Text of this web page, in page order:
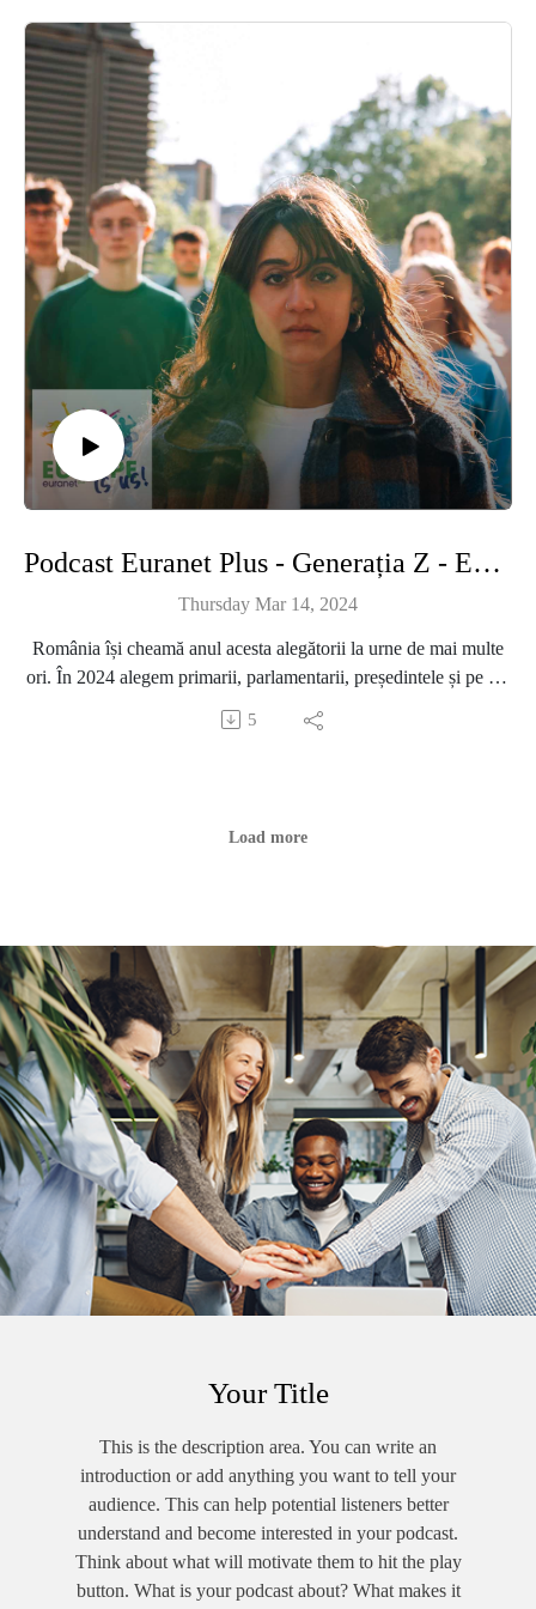
Unii tineri se implică în politică prin intermediul activismului
social, participând la proteste, petiții și alte acțiuni civice. Alții
aleg să se implice în partide politice, să-și asume roluri în
organizații politice de tineret sau să candideze în funcții publice
pentru a contribui la formularea politicilor și luarea deciziilor.
Este intrarea în politică răspunsul pentru tinerii care doresc să
aibă un impact asupra politicilor care vor modela viitorul nostru
sau este mai bine să fii activist? Răspund reprezentanți ai
Generației Z, dar și Octavian Gancea, Președintele Asociației
Heroes și Vlad Gheorghe, europarlamentar, fost activist.
Podcast Euranet Plus - Generația Z - Episodul 36 - Nu înțeleg politica, dar o să merg la vot
Thursday Mar 14, 2024
România își cheamă anul acesta alegătorii la urne de mai multe
ori. În 2024 alegem primarii, parlamentarii, președintele și pe cei
care ne vor reprezenta în Parlamentul European. Primele alegeri
sunt programate în 9 iunie.
Cât de bine înțeleg tinerii sistemul politic actual? Sunt ei cu
De unde ar trebui să învețe tinerii despre cum se conduce o țară,
cum funcționează instituțiile statului și cum ajung acolo
politicienii?
Să fie familia cea mai bună sursă sau școala?
Răspund la întrebări câțiva studenți, un elev de liceu, Răzvan
Pantelimon - lector universitar doctor la Facultatea de Istorie și
Științe Politice din cadrul Universității Ovidius și un politician -
eurodeputatul Vlad Gheorghe.
5
Load more
Your Title
This is the description area. You can write an
introduction or add anything you want to tell your
audience. This can help potential listeners better
understand and become interested in your podcast.
Think about what will motivate them to hit the play
button. What is your podcast about? What makes it